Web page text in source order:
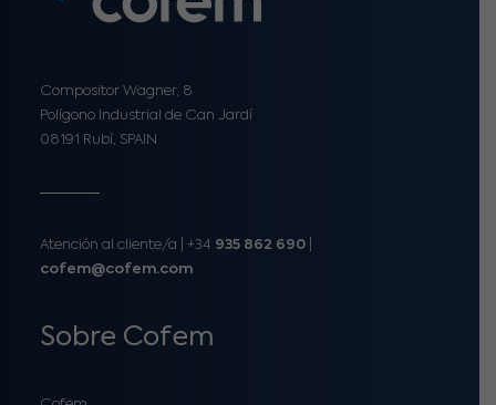
Compositor Wagner, 8
Polígono Industrial de Can Jardí
08191 Rubí, SPAIN
Atención al cliente/a​ | +34 935 862 690
cofem@cofem.com
Sobre Cofem